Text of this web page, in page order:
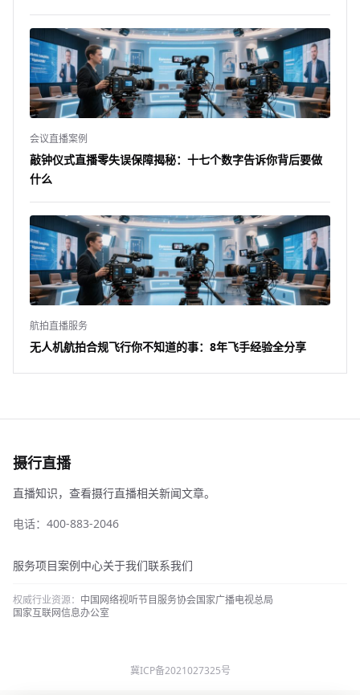
会议直播案例
敲钟仪式直播零失误保障揭秘：十七个数字告诉你背后要做
什么
航拍直播服务
无人机航拍合规飞行你不知道的事：8年飞手经验全分享
摄行直播
直播知识，查看摄行直播相关新闻文章。
电话：400-883-2046
服务项目案例中心关于我们联系我们
权威行业资源： 中国网络视听节目服务协会国家广播电视总局
国家互联网信息办公室
冀ICP备2021027325号